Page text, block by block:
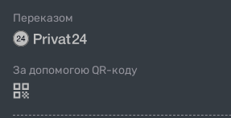
Переказом
За допомогою QR-коду